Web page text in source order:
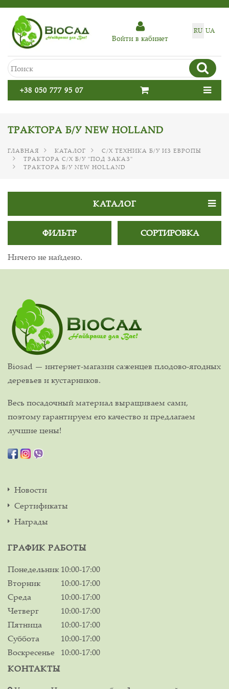
RU UA
Войти в кабинет
+38 050 777 95 07
ТРАКТОРА Б/У NEW HOLLAND
ГЛАВНАЯ КАТАЛОГ
С/Х ТЕХНИКА Б/У ИЗ ЕВРОПЫ
ТРАКТОРА С/Х Б/У "ПОД ЗАКАЗ"
ТРАКТОРА Б/У NEW HOLLAND
КАТАЛОГ
ФИЛЬТР СОРТИРОВКА
Ничего не найдено.
Biosad — интернет-магазин саженцев плодово-ягодных
деревьев и кустарников.
Весь посадочный материал выращиваем сами,
поэтому гарантируем его качество и предлагаем
лучшие цены!
Новости
Сертификаты
Награды
ГРАФИК РАБОТЫ
Понедельник 10:00-17:00
Вторник
10:00-17:00
Среда
10:00-17:00
Четверг
10:00-17:00
Пятница
10:00-17:00
Суббота
10:00-17:00
Воскресенье
10:00-17:00
КОНТАКТЫ